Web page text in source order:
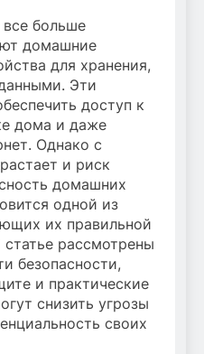
больше
домашние
для хранения,
Эти
доступ к
дома и даже
Однако с
и риск
домашних
одной из
их правильной
статье рассмотрены
безопасности,
и практические
снизить угрозы
своих